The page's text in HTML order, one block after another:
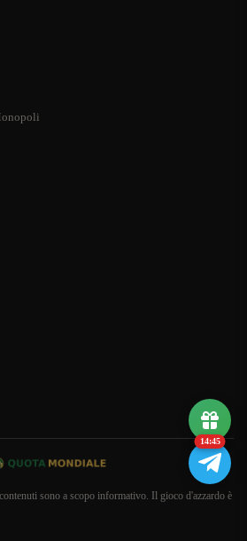
sono a scopo informativo. Il gioco d'azzardo è
14:44